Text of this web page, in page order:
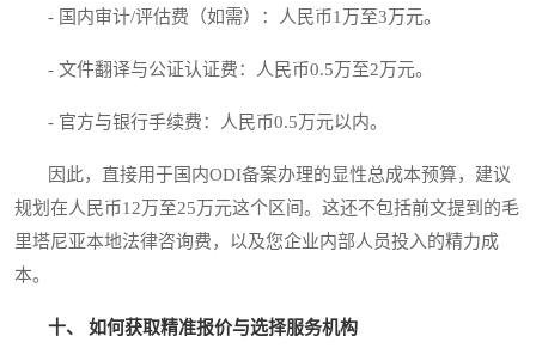
- 国内审计/评估费（如需）：人民币1万至3万元。
- 文件翻译与公证认证费：人民币0.5万至2万元。
- 官方与银行手续费：人民币0.5万元以内。
因此，直接用于国内ODI备案办理的显性总成本预算，建议
规划在人民币12万至25万元这个区间。这还不包括前文提到的毛
里塔尼亚本地法律咨询费，以及您企业内部人员投入的精力成
本。
十、 如何获取精准报价与选择服务机构